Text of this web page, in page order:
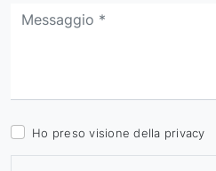
Ho preso visione della privacy